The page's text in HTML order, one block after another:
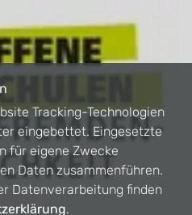
Tracking-Technologien
eingebettet. Eingesetzte
für eigene Zwecke
Daten zusammenführen.
Datenverarbeitung finden
.